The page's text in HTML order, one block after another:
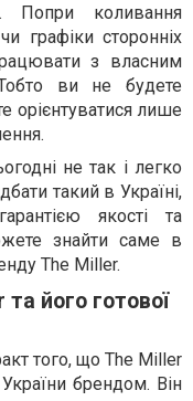
Попри коливання
графіки сторонніх
з власним
ви не будете
орієнтуватися лише
не так і легко
такий в Україні,
якості та
знайти саме в
The Miller.
його готової
того, що The Miller
брендом. Він